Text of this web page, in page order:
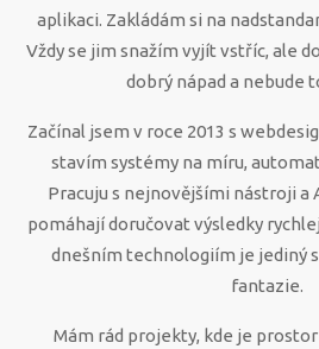
aplikaci. Zakládám si na
Vždy se jim snažím vyjít vstříc, ale
dobrý nápad a nebude
Začínal jsem v roce 2013 s
stavím systémy na míru,
Pracuju s nejnovějšími nástroji a
pomáhají doručovat výsledky
dnešním technologiím je jediný
fantazie.
Mám rád projekty, kde je